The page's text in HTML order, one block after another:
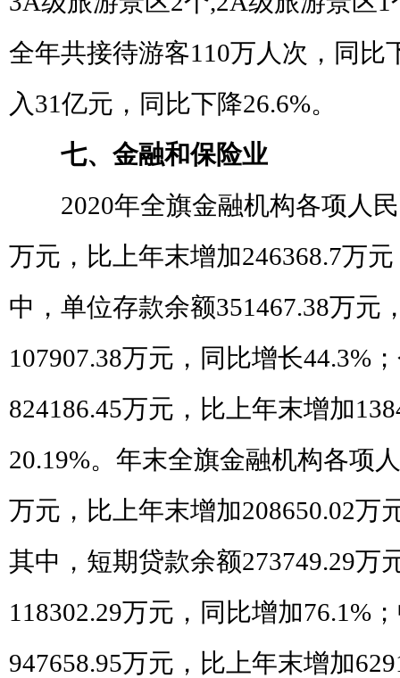
全年共接待游客110万人次，同比
入31亿元，同比下降26.6%。
七、金融和保险业
2020年全旗金融机构各项人
万元，比上年末增加246368.7万元
中，单位存款余额351467.38万元
107907.38万元，同比增长44.3%
824186.45万元，比上年末增加
20.19%。年末全旗金融机构各项
万元，比上年末增加208650.02万
其中，短期贷款余额273749.29万
118302.29万元，同比增加76.1%
947658.95万元，比上年末增加